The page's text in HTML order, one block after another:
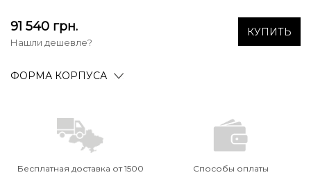
91 540 грн.
Нашли дешевле?
КУПИТЬ
ФОРМА КОРПУСА
Бесплатная доставка от 1500
Способы оплаты